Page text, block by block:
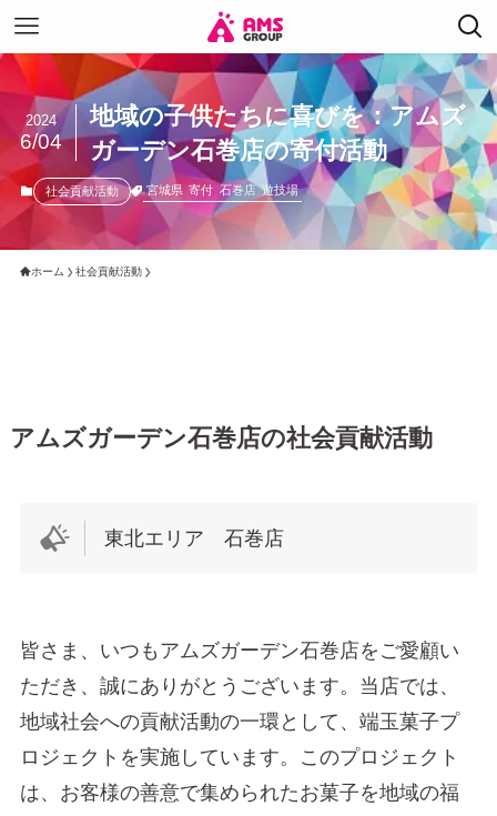
地域の子供たちに喜びを：アムズ
ガーデン石巻店の寄付活動
2024
6/04
社会貢献活動 宮城県 寄付 石巻店 遊技場
ホーム 社会貢献活動
アムズガーデン石巻店の社会貢献活動
東北エリア 石巻店
皆さま、いつもアムズガーデン石巻店をご愛顧い
ただき、誠にありがとうございます。当店では、
地域社会への貢献活動の一環として、端玉菓子プ
ロジェクトを実施しています。このプロジェクト
は、お客様の善意で集められたお菓子を地域の福